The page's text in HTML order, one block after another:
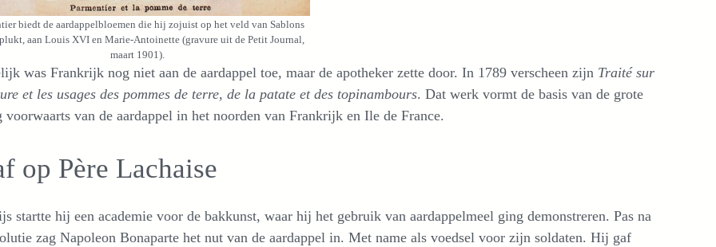
biedt de aardappelbloemen die hij zojuist op het veld van Sablons
aan Louis XVI en Marie-Antoinette (gravure uit de Petit Journal,
maart 1901).
was Frankrijk nog niet aan de aardappel toe, maar de apotheker zette door. In 1789 verscheen zijn Traité sur
et les usages des pommes de terre, de la patate et des topinambours. Dat werk vormt de basis van de grote
voorwaarts van de aardappel in het noorden van Frankrijk en Ile de France.
op Père Lachaise
startte hij een academie voor de bakkunst, waar hij het gebruik van aardappelmeel ging demonstreren. Pas na
zag Napoleon Bonaparte het nut van de aardappel in. Met name als voedsel voor zijn soldaten. Hij gaf